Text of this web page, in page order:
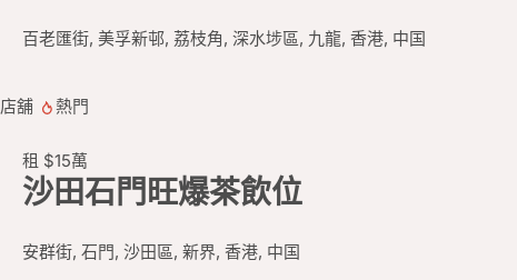
百老匯街, 美孚新邨, 荔枝角, 深水埗區, 九龍, 香港, 中国
店舖 熱門
租 $15萬
沙田石門旺爆茶飲位
安群街, 石門, 沙田區, 新界, 香港, 中国